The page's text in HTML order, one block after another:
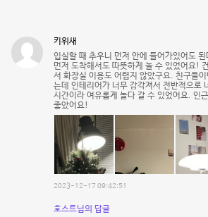
키위새
입실할 때 추우니 먼저 안에 들어가있어도
먼저 도착해서도 따뜻하게 놀 수 있었어요!
서 화장실 이용도 어렵지 않았구요. 친구들
는데 인테리어가 너무 감각져서 전반적으로
시간이라 여유롭게 놀다 갈 수 있었어요. 인
좋았어요!
2023-12-17 09:42:51
호스트님의 답글